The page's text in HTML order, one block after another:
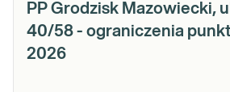
PP Grodzisk Mazowiecki,
40/58 - ograniczenia
2026